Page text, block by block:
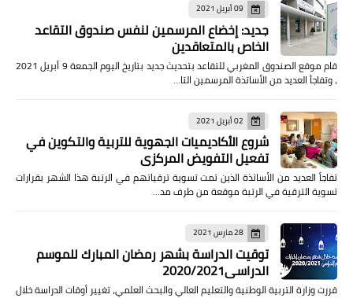
09 أبريل 2021
جديد: إخضاع المرسمين لنفس صندوق التقاعد
الخاص بالمتعاقدين
قام موقع الصندوق المغربي للتقاعد بتحديث جديد بتاريخ اليوم الجمعة 9 أبريل 2021
، وتفاجأ العديد من الأساتذة المرسمين التا…
02 أبريل 2021
شروع الأكاديميات الجهوية للتربية والتكوين في
تفعيل التفويض المركزي
تفاجأ العديد من الأساتذة الذين تمت تسوية ترقياتهم في الرتبة هذا الشهر بقرارات
تسوية الترقية في الرتبة موقعة من طرف مد…
28 مارس 2021
توقيت الدراسة بشهر رمضان المبارك للموسم
الدراسي2020/2021
قررت وزارة التربية الوطنية والتعليم العالي والبحث العلمي، تغيير أوقات الدراسة خلال